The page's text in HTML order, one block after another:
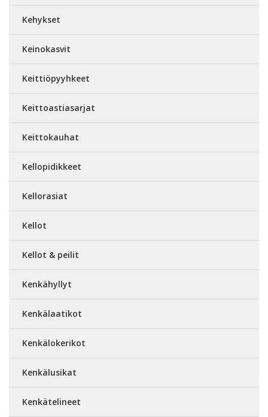
Kehykset
Keinokasvit
Keittiöpyyhkeet
Keittoastiasarjat
Keittokauhat
Kellopidikkeet
Kellorasiat
Kellot
Kellot & peilit
Kenkähyllyt
Kenkälaatikot
Kenkälokerikot
Kenkälusikat
Kenkätelineet